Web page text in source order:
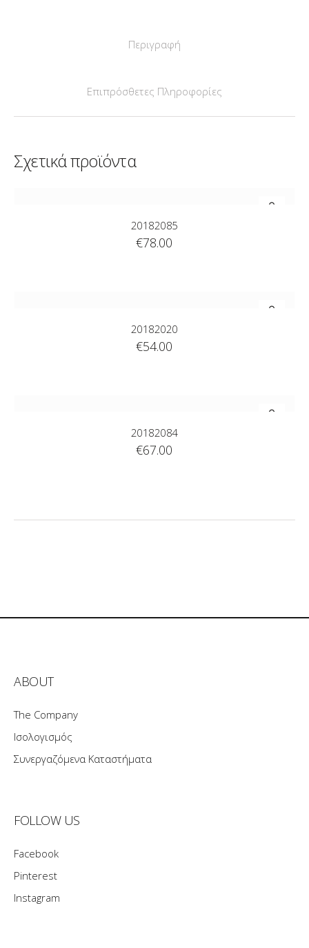
Περιγραφή
Επιπρόσθετες Πληροφορίες
Σχετικά προϊόντα
20182085
€78.00
20182020
€54.00
20182084
€67.00
ABOUT
The Company
Ισολογισμός
Συνεργαζόμενα Καταστήματα
FOLLOW US
Facebook
Pinterest
Instagram